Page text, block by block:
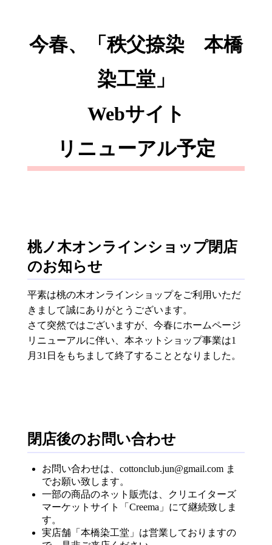
今春、「秩父捺染 本橋
染工堂」
Webサイト
リニューアル予定
桃ノ木オンラインショップ閉店
のお知らせ
平素は桃の木オンラインショップをご利用いただ
きまして誠にありがとうございます。
さて突然ではございますが、今春にホームページ
リニューアルに伴い、本ネットショップ事業は1
月31日をもちまして終了することとなりました。
閉店後のお問い合わせ
お問い合わせは、cottonclub.jun@gmail.com ま
でお願い致します。
一部の商品のネット販売は、クリエイターズ
マーケットサイト「Creema」にて継続致しま
す。
実店舗「本橋染工堂」は営業しておりますの